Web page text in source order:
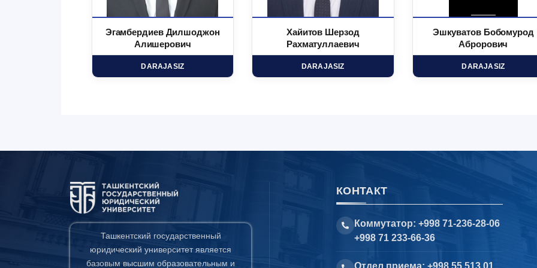
Эгамбердиев Дилшоджон
Алишерович
DARAJASIZ
Хайитов Шерзод
Рахматуллаевич
DARAJASIZ
Эшкуватов Бобомурод
Аброрович
DARAJASIZ
Ташкентский государственный
юридический университет является
базовым высшим образовательным и
КОНТАКТ
Коммутатор: +998 71-236-28-06
+998 71 233-66-36
Отдел приема: +998 55 513 01